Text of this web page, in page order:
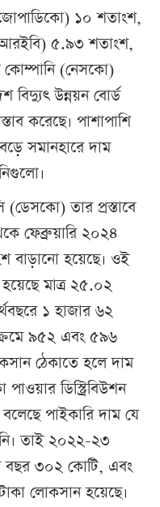
১০ শতাংশ,
(আরইবি) ৫.৯৩ শতাংশ,
কোম্পানি (নেসকো)
বিদ্যুৎ উন্নয়ন বোর্ড
করেছে। পাশাপাশি
সমানহারে দাম
(ডেসকো) তার প্রস্তাবে
ফেব্রুয়ারি ২০২৪
বাড়ানো হয়েছে। ওই
মাত্র ২৫.০২
১ হাজার ৬২
৯৫২ এবং ৫৯৬
ঠেকাতে হলে দাম
ডিস্ট্রিবিউশন
বলেছে পাইকারি দাম যে
তাই ২০২২-২৩
বছর ৩০২ কোটি, এবং
লোকসান হয়েছে।